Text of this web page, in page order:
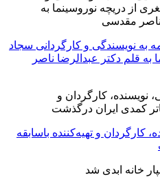
به نویسندگی و کارگردانی سجاد
به قلم دکتر عبدالرضا ناصر
کارگردان و تهیه‌کننده باسابقه